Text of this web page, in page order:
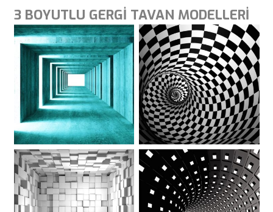
3 BOYUTLU GERGİ TAVAN MODELLERİ